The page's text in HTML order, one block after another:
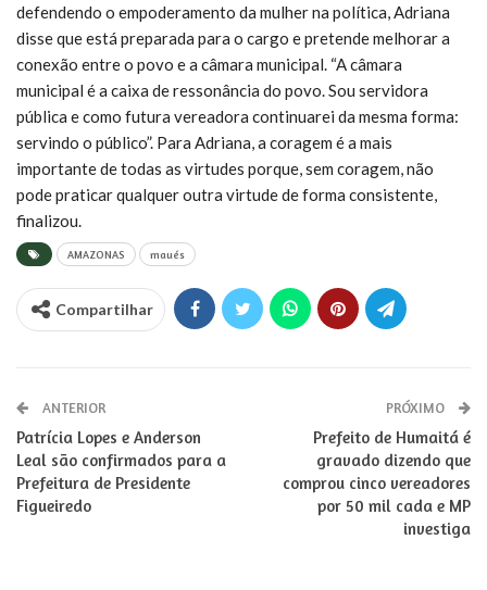
defendendo o empoderamento da mulher na política, Adriana
disse que está preparada para o cargo e pretende melhorar a
conexão entre o povo e a câmara municipal. “A câmara
municipal é a caixa de ressonância do povo. Sou servidora
pública e como futura vereadora continuarei da mesma forma:
servindo o público”. Para Adriana, a coragem é a mais
importante de todas as virtudes porque, sem coragem, não
pode praticar qualquer outra virtude de forma consistente,
finalizou.
AMAZONAS maués
Compartilhar
ANTERIOR
Patrícia Lopes e Anderson
Leal são confirmados para a
Prefeitura de Presidente
Figueiredo
PRÓXIMO
Prefeito de Humaitá é
gravado dizendo que
comprou cinco vereadores
por 50 mil cada e MP
investiga